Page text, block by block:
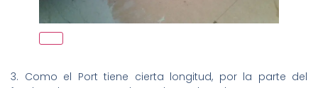
3. Como el Port tiene cierta longitud, por la parte del